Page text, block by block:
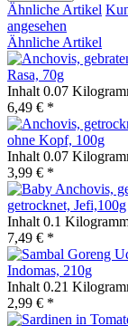
Ähnliche Artikel
angesehen
Ähnliche Artikel
Rasa, 70g
Inhalt 0.07
6,49 € *
ohne Kopf, 100g
Inhalt 0.07
3,99 € *
getrocknet, Jefi,100g
Inhalt 0.1
7,49 € *
Indomas, 210g
Inhalt 0.21
2,99 € *